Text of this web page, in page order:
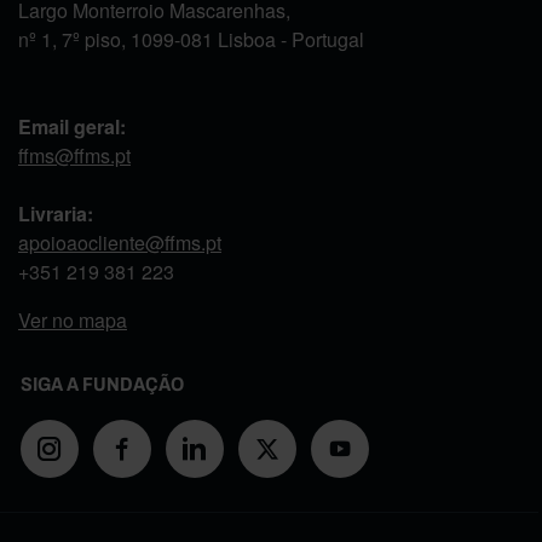
Largo Monterroio Mascarenhas,
nº 1, 7º piso, 1099-081 Lisboa - Portugal
Email geral:
ffms@ffms.pt
Livraria:
apoioaocliente@ffms.pt
+351 219 381 223
Ver no mapa
SIGA A FUNDAÇÃO